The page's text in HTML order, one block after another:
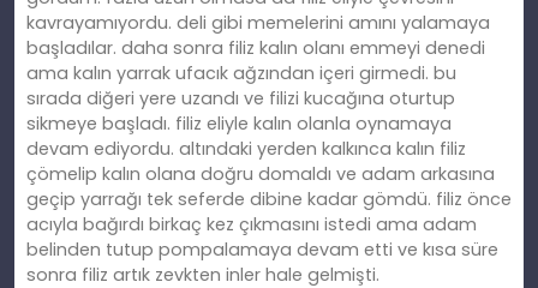
kavrayamıyordu. deli gibi memelerini amını yalamaya
başladılar. daha sonra filiz kalın olanı emmeyi denedi
ama kalın yarrak ufacık ağzından içeri girmedi. bu
sırada diğeri yere uzandı ve filizi kucağına oturtup
sikmeye başladı. filiz eliyle kalın olanla oynamaya
devam ediyordu. altındaki yerden kalkınca kalın filiz
çömelip kalın olana doğru domaldı ve adam arkasına
geçip yarrağı tek seferde dibine kadar gömdü. filiz önce
acıyla bağırdı birkaç kez çıkmasını istedi ama adam
belinden tutup pompalamaya devam etti ve kısa süre
sonra filiz artık zevkten inler hale gelmişti.